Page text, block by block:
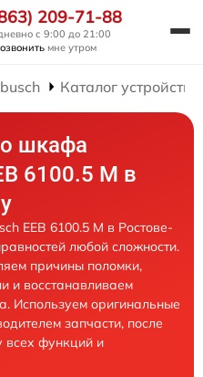
209-71-88
с 9:00 до 21:00
мне утром
Каталог устройств
шкафа
6100.5 M в
EEB 6100.5 M в Ростове-
любой сложности.
причины поломки,
и восстанавливаем
Используем оригинальные
запчасти, после
всех функций и